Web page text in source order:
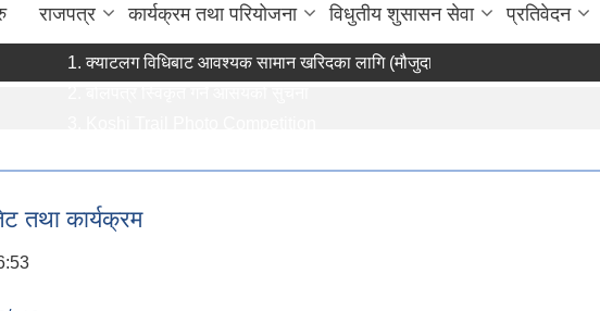
राजपत्र कार्यक्रम तथा परियोजना विधुतीय शुसासन सेवा प्रतिवेदन
क्याटलग विधिबाट आवश्यक सामान खरिदका लागि (मौजुदा सूचीमा सूचीकृत हुने सम्बन्धी सूचना)
तथा कार्यक्रम